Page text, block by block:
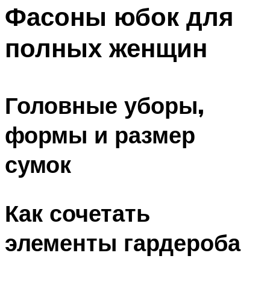
Фасоны юбок для
полных женщин
Головные уборы,
формы и размер
сумок
Как сочетать
элементы гардероба